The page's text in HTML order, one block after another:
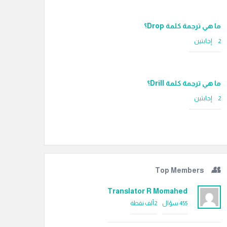
ما هي ترجمة كلمة Drop؟
‫2 إجابتين
ما هي ترجمة كلمة Drill؟
‫2 إجابتين
Top Members
Translator R Momahed
455 سؤال 2ألف نقطة